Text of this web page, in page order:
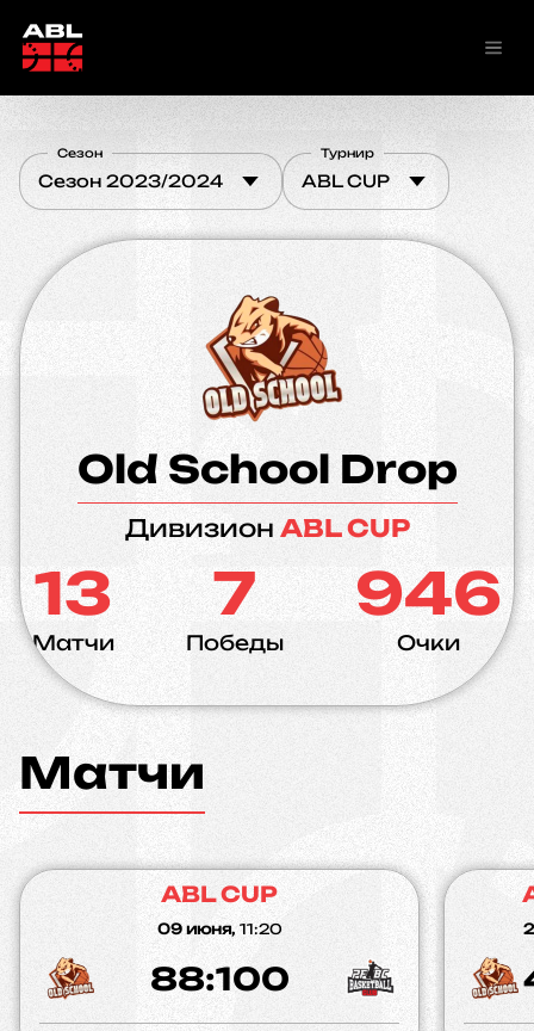
Сезон 2023/2024
Сезон
ABL CUP
Турнир
Old School Drop
Дивизион ABL CUP
13
Матчи
7
Победы
946
Очки
Матчи
ABL CUP
09 июня, 11:20
88:100